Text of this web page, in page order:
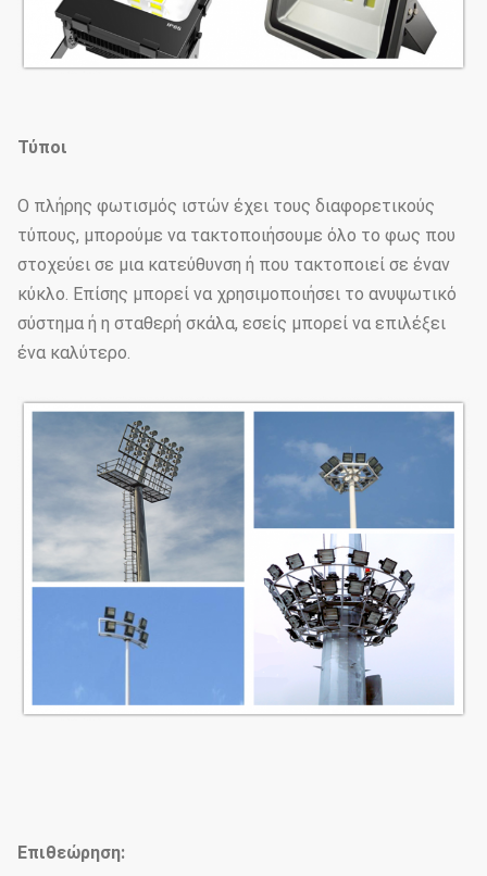
Τύποι
Ο πλήρης φωτισμός ιστών έχει τους διαφορετικούς
τύπους, μπορούμε να τακτοποιήσουμε όλο το φως που
στοχεύει σε μια κατεύθυνση ή που τακτοποιεί σε έναν
κύκλο. Επίσης μπορεί να χρησιμοποιήσει το ανυψωτικό
σύστημα ή η σταθερή σκάλα, εσείς μπορεί να επιλέξει
ένα καλύτερο.
Επιθεώρηση: